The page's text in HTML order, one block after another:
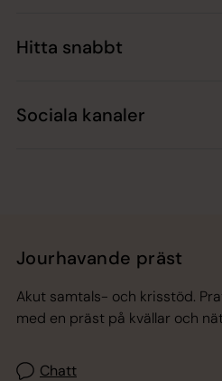
Hitta snabbt
Sociala kanaler
Jourhavande präst
Akut samtals- och krisstöd.
med en präst på kvällar och
Chatt